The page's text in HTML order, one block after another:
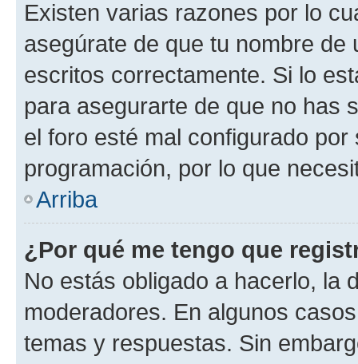
Existen varias razones por lo
asegúrate de que tu nombre
escritos correctamente. Si lo
para asegurarte de que no has
el foro esté mal configurado
programación, por lo que
Arriba
¿Por qué me tengo que
No estás obligado a hacerlo, la
moderadores. En algunos
temas y respuestas. Sin